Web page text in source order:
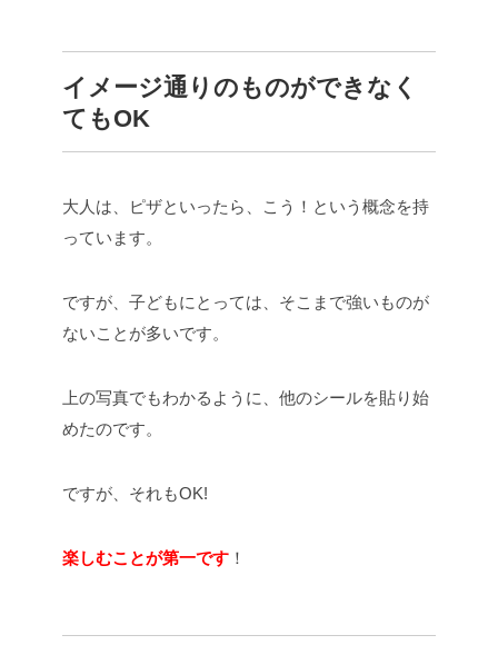
イメージ通りのものができなく
てもOK
大人は、ピザといったら、こう！という概念を持
っています。
ですが、子どもにとっては、そこまで強いものが
ないことが多いです。
上の写真でもわかるように、他のシールを貼り始
めたのです。
ですが、それもOK!
楽しむことが第一です ！